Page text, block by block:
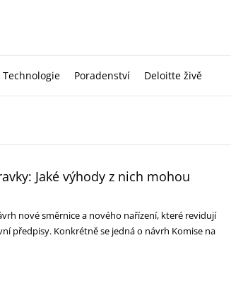
Technologie Poradenství Deloitte živě
Jaké výhody z nich mohou
nové směrnice a nového nařízení, které revidují
předpisy. Konkrétně se jedná o návrh Komise na